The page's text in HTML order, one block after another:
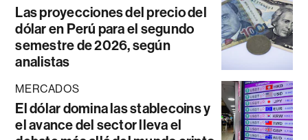
Las proyecciones del precio del
dólar en Perú para el segundo
semestre de 2026, según
analistas
MERCADOS
El dólar domina las stablecoins y
el avance del sector lleva el